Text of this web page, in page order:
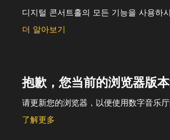
디지털 콘서트홀의 모든 기능을 사용하
더 알아보기
抱歉，您当前的浏览器版
请更新您的浏览器，以便使用数字音乐厅
了解更多